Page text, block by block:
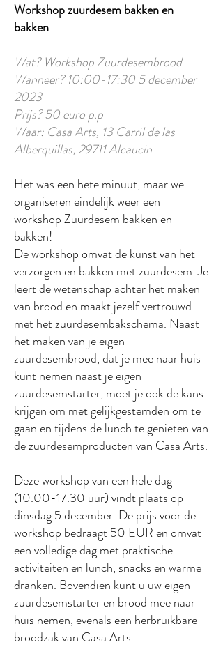
Workshop zuurdesem bakken en
bakken
Wat? Workshop Zuurdesembrood
Wanneer? 10:00-17:30 5 december
2023
Prijs? 50 euro p.p
Waar: Casa Arts, 13 Carril de las
Alberquillas, 29711 Alcaucin
Het was een hete minuut, maar we
organiseren eindelijk weer een
workshop Zuurdesem bakken en
bakken!
De workshop omvat de kunst van het
verzorgen en bakken met zuurdesem. Je
leert de wetenschap achter het maken
van brood en maakt jezelf vertrouwd
met het zuurdesembakschema. Naast
het maken van je eigen
zuurdesembrood, dat je mee naar huis
kunt nemen naast je eigen
zuurdesemstarter, moet je ook de kans
krijgen om met gelijkgestemden om te
gaan en tijdens de lunch te genieten van
de zuurdesemproducten van Casa Arts.
Deze workshop van een hele dag
(10.00-17.30 uur) vindt plaats op
dinsdag 5 december. De prijs voor de
workshop bedraagt 50 EUR en omvat
een volledige dag met praktische
activiteiten en lunch, snacks en warme
dranken. Bovendien kunt u uw eigen
zuurdesemstarter en brood mee naar
huis nemen, evenals een herbruikbare
broodzak van Casa Arts.